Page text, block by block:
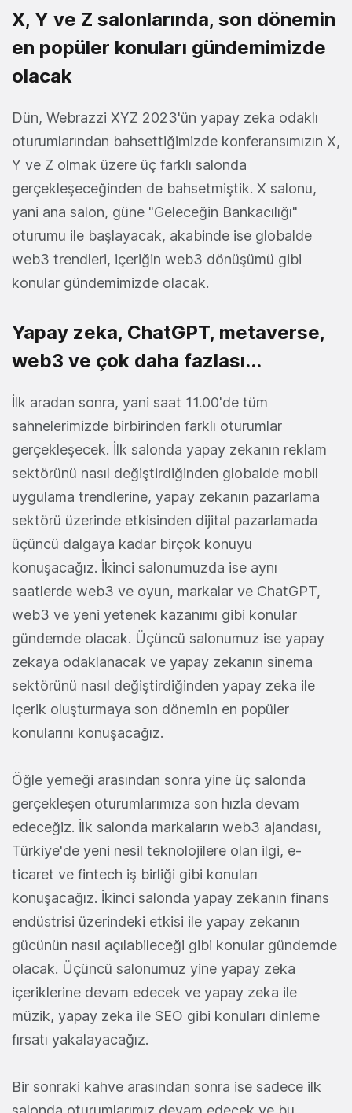
X, Y ve Z salonlarında, son dönemin
en popüler konuları gündemimizde
olacak
Dün, Webrazzi XYZ 2023'ün yapay zeka odaklı
oturumlarından bahsettiğimizde konferansımızın X,
Y ve Z olmak üzere üç farklı salonda
gerçekleşeceğinden de bahsetmiştik. X salonu,
yani ana salon, güne "Geleceğin Bankacılığı"
oturumu ile başlayacak, akabinde ise globalde
web3 trendleri, içeriğin web3 dönüşümü gibi
konular gündemimizde olacak.
Yapay zeka, ChatGPT, metaverse,
web3 ve çok daha fazlası...
İlk aradan sonra, yani saat 11.00'de tüm
sahnelerimizde birbirinden farklı oturumlar
gerçekleşecek. İlk salonda yapay zekanın reklam
sektörünü nasıl değiştirdiğinden globalde mobil
uygulama trendlerine, yapay zekanın pazarlama
sektörü üzerinde etkisinden dijital pazarlamada
üçüncü dalgaya kadar birçok konuyu
konuşacağız. İkinci salonumuzda ise aynı
saatlerde web3 ve oyun, markalar ve ChatGPT,
web3 ve yeni yetenek kazanımı gibi konular
gündemde olacak. Üçüncü salonumuz ise yapay
zekaya odaklanacak ve yapay zekanın sinema
sektörünü nasıl değiştirdiğinden yapay zeka ile
içerik oluşturmaya son dönemin en popüler
konularını konuşacağız.
Öğle yemeği arasından sonra yine üç salonda
gerçekleşen oturumlarımıza son hızla devam
edeceğiz. İlk salonda markaların web3 ajandası,
Türkiye'de yeni nesil teknolojilere olan ilgi, e-
ticaret ve fintech iş birliği gibi konuları
konuşacağız. İkinci salonda yapay zekanın finans
endüstrisi üzerindeki etkisi ile yapay zekanın
gücünün nasıl açılabileceği gibi konular gündemde
olacak. Üçüncü salonumuz yine yapay zeka
içeriklerine devam edecek ve yapay zeka ile
müzik, yapay zeka ile SEO gibi konuları dinleme
fırsatı yakalayacağız.
Bir sonraki kahve arasından sonra ise sadece ilk